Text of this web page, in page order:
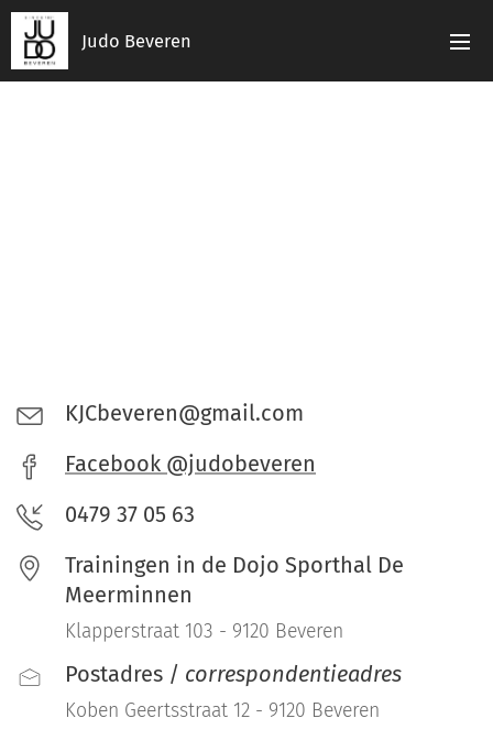
Judo Beveren
KJCbeveren@gmail.com
Facebook @judobeveren
0479 37 05 63
Trainingen in de Dojo Sporthal De
Meerminnen
Klapperstraat 103 - 9120 Beveren
Postadres / correspondentieadres
Koben Geertsstraat 12 - 9120 Beveren